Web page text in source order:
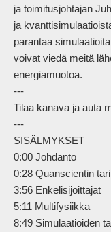
ja toimitusjohtajan
ja
parantaa
voivat viedä meitä
energiamuotoa.
---
Tilaa kanava ja auta
---
SISÄLMYKSET
0:00 Johdanto
0:28 Quanscientin
3:56 Enkelisijoittajat
5:11 Multifysiikka
8:49 Simulaatioiden